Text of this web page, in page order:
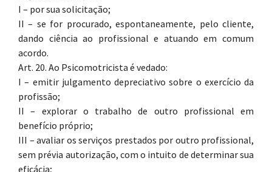
I – por sua solicitação;
II – se for procurado, espontaneamente, pelo cliente,
dando ciência ao profissional e atuando em comum
acordo.
Art. 20. Ao Psicomotricista é vedado:
I – emitir julgamento depreciativo sobre o exercício da
profissão;
II – explorar o trabalho de outro profissional em
benefício próprio;
III – avaliar os serviços prestados por outro profissional,
sem prévia autorização, com o intuito de determinar sua
eficácia;